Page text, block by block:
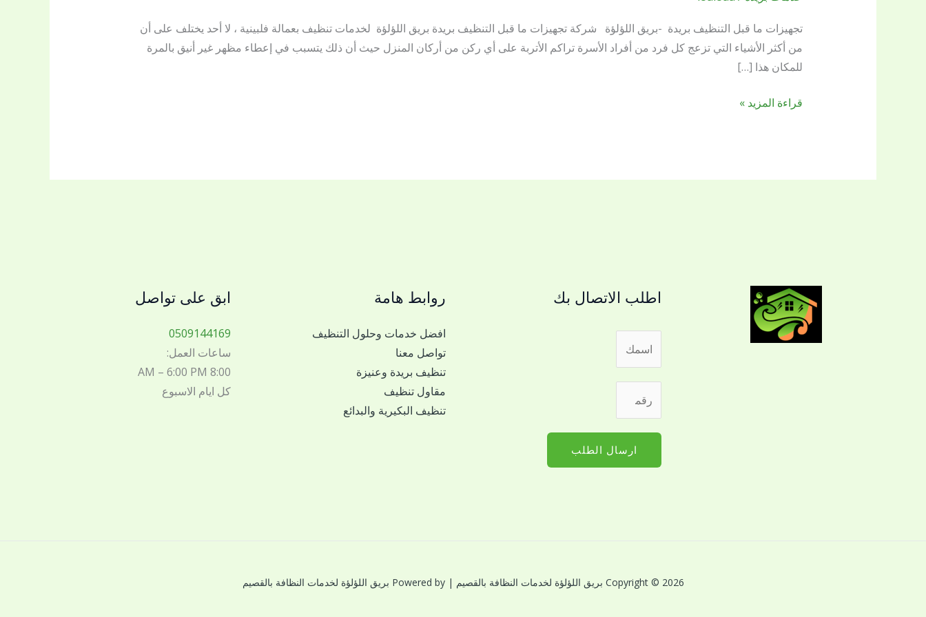
تجهيزات ما قبل التنظيف بريدة -بريق اللؤلؤة شركة تجهيزات ما قبل التنظيف بريدة بريق اللؤلؤة لخدمات تنظيف بعمالة فلبينية ، لا أحد يختلف على أن
من أكثر الأشياء التي تزعج كل فرد من أفراد الأسرة تراكم الأتربة على أي ركن من أركان المنزل حيث أن ذلك يتسبب في إعطاء مظهر غير أنيق بالمرة
للمكان هذا […]
ما
قبل
التنظيف
بريدة
قراءة المزيد »
اطلب الاتصال بك
ا
م
*م
ل
ل
ارسال الطلب
روابط هامة
افضل خدمات وحلول التنظيف
تواصل معنا
تنظيف بريدة وعنيزة
مقاول تنظيف
تنظيف البكيرية والبدائع
ابق على تواصل
0509144169
ساعات العمل:
8:00 AM – 6:00 PM
كل ايام الاسبوع
Copyright © 2026 بريق اللؤلؤة لخدمات النظافة بالقصيم | Powered by بريق اللؤلؤة لخدمات النظافة بالقصيم